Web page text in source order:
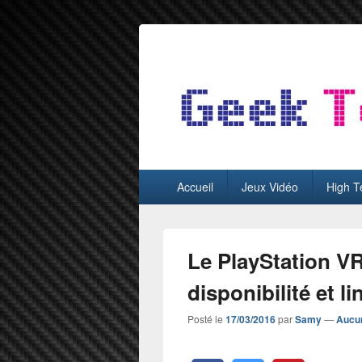
GeekTest
principalAccueil Jeux Vidéo High
Le PlayStation
disponibilité et
Posté le 17/03/2016parSamy—